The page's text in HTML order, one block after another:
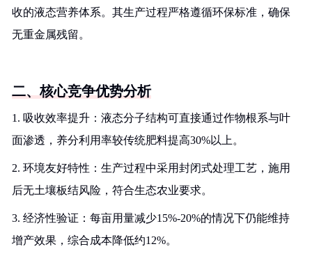
收的液态营养体系。其生产过程严格遵循环保标准，确保
无重金属残留。
二、核心竞争优势分析
1. 吸收效率提升：液态分子结构可直接通过作物根系与叶
面渗透，养分利用率较传统肥料提高30%以上。
2. 环境友好特性：生产过程中采用封闭式处理工艺，施用
后无土壤板结风险，符合生态农业要求。
3. 经济性验证：每亩用量减少15%-20%的情况下仍能维持
增产效果，综合成本降低约12%。